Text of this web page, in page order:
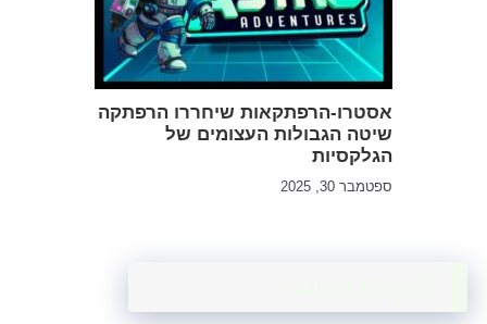
אסטרו-הרפתקאות שיחררו הרפתקה
שיטה הגבולות העצומים של
הגלקסיות
ספטמבר 30, 2025